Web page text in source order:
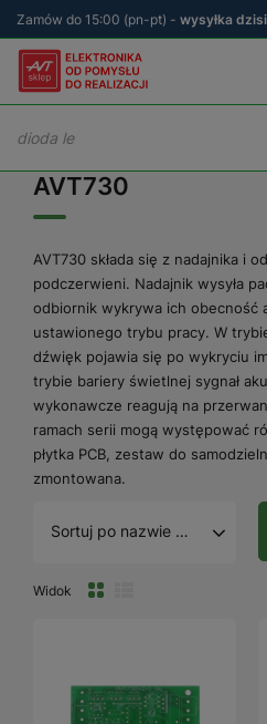
Zamów do 15:00 (pn-pt) - wysyłka
AVT730
AVT730 składa się z nadajnika i
podczerwieni. Nadajnik wysyła
odbiornik wykrywa ich obecność
ustawionego trybu pracy. W
dźwięk pojawia się po wykryciu
trybie bariery świetlnej sygnał
wykonawcze reagują na
ramach serii mogą występować
płytka PCB, zestaw do
zmontowana.
Sortuj po nazwie A - Z
Widok